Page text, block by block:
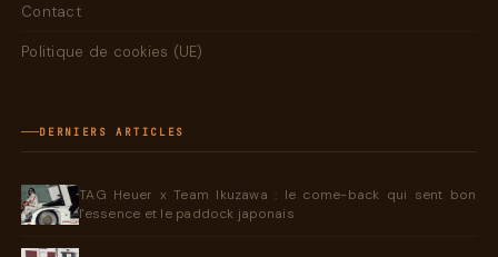
Contact
Politique de cookies (UE)
DERNIERS ARTICLES
TAG Heuer x Team Ikuzawa : le come-back qui sent bon
l'essence et le paddock japonais